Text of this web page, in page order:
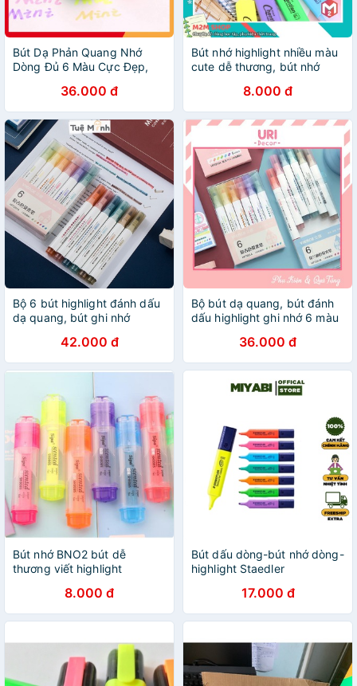
Bút Dạ Phản Quang Nhớ
Dòng Đủ 6 Màu Cực Đẹp,
Dòng Giúp Ghi Nhớ Dễ Dàng
TEZYBOOKS
36.000 đ
Bút nhớ highlight nhiều màu
cute dễ thương, bút nhớ
8.000 đ
Bộ 6 bút highlight đánh dấu
dạ quang, bút ghi nhớ
42.000 đ
Bộ bút dạ quang, bút đánh
dấu highlight ghi nhớ 6 màu
36.000 đ
Bút nhớ BNO2 bút dễ
thương viết highlight
8.000 đ
Bút dấu dòng-bút nhớ dòng-
highlight Staedler
17.000 đ